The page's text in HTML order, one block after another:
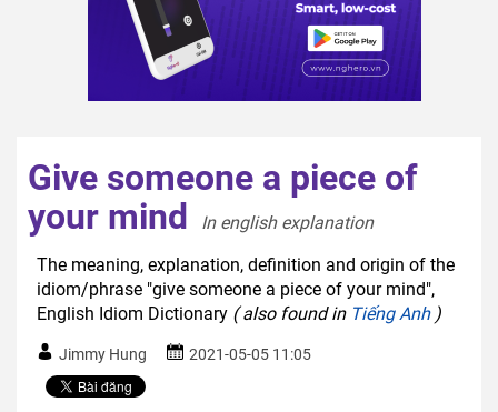
Give someone a piece of
your mind
In english explanation
The meaning, explanation, definition and origin of the
idiom/phrase "give someone a piece of your mind",
English Idiom Dictionary ( also found in Tiếng Anh)
Jimmy Hung 2021-05-05 11:05